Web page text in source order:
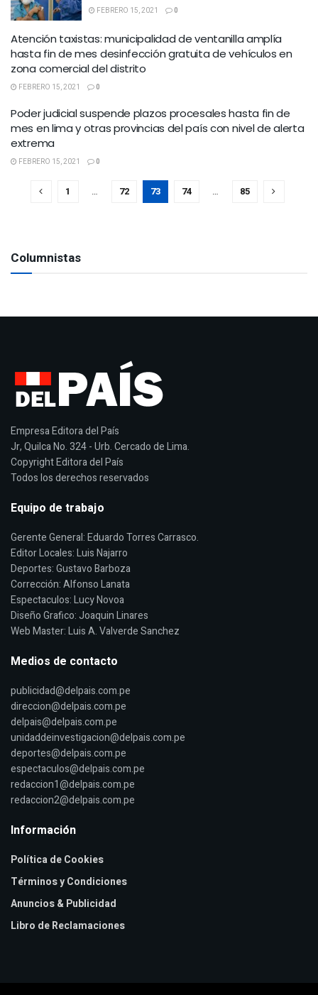
FEBRERO 15, 2021 0
Atención taxistas: municipalidad de ventanilla amplía
hasta fin de mes desinfección gratuita de vehículos en
zona comercial del distrito
FEBRERO 15, 2021 0
Poder judicial suspende plazos procesales hasta fin de
mes en lima y otras provincias del país con nivel de alerta
extrema
FEBRERO 15, 2021 0
1 … 72 73 74 … 85
Columnistas
Empresa Editora del País
Jr, Quilca No. 324 - Urb. Cercado de Lima.
Copyright Editora del País
Todos los derechos reservados
Equipo de trabajo
Gerente General: Eduardo Torres Carrasco.
Editor Locales: Luis Najarro
Deportes: Gustavo Barboza
Corrección: Alfonso Lanata
Espectaculos: Lucy Novoa
Diseño Grafico: Joaquin Linares
Web Master: Luis A. Valverde Sanchez
Medios de contacto
publicidad@delpais.com.pe
direccion@delpais.com.pe
delpais@delpais.com.pe
unidaddeinvestigacion@delpais.com.pe
deportes@delpais.com.pe
espectaculos@delpais.com.pe
redaccion1@delpais.com.pe
redaccion2@delpais.com.pe
Información
Política de Cookies
Términos y Condiciones
Anuncios & Publicidad
Libro de Reclamaciones